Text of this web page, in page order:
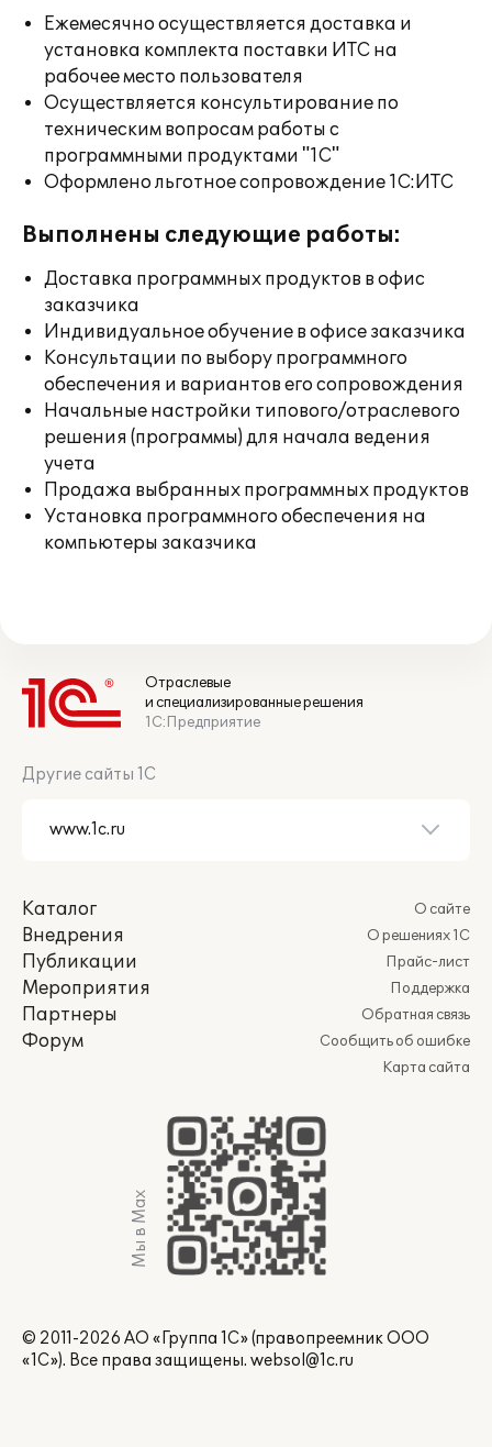
Ежемесячно осуществляется доставка и
установка комплекта поставки ИТС на
рабочее место пользователя
Осуществляется консультирование по
техническим вопросам работы с
программными продуктами "1С"
Оформлено льготное сопровождение 1С:ИТС
Выполнены следующие работы:
Доставка программных продуктов в офис
заказчика
Индивидуальное обучение в офисе заказчика
Консультации по выбору программного
обеспечения и вариантов его сопровождения
Начальные настройки типового/отраслевого
решения (программы) для начала ведения
учета
Продажа выбранных программных продуктов
Установка программного обеспечения на
компьютеры заказчика
Отраслевые
и специализированные решения
1С:Предприятие
Другие сайты 1С
Каталог
Внедрения
Публикации
Мероприятия
Партнеры
Форум
О сайте
О решениях 1С
Прайс-лист
Поддержка
Обратная связь
Сообщить об ошибке
Карта сайта
Мы в Max
© 2011-2026 АО «Группа 1С» (правопреемник ООО
«1С»). Все права защищены. websol@1c.ru